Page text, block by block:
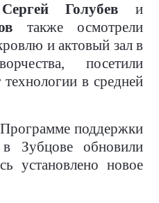
Сергей Голубев и
также осмотрели
и актовый зал в
посетили
в средней
поддержки
Зубцове обновили
установлено новое